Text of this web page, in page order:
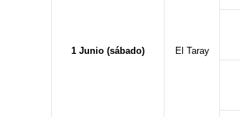
1 Junio (sábado) El Taray